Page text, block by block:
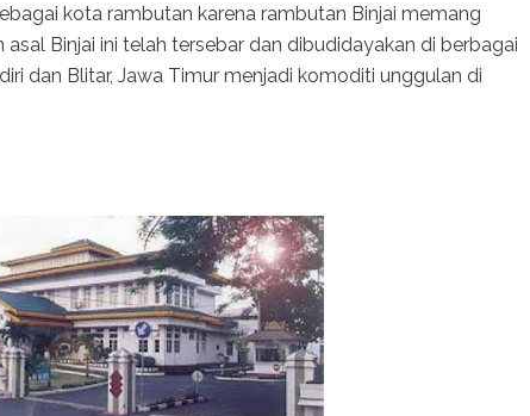
kota rambutan karena rambutan Binjai memang
Binjai ini telah tersebar dan dibudidayakan di berbagai
dan Blitar, Jawa Timur menjadi komoditi unggulan di